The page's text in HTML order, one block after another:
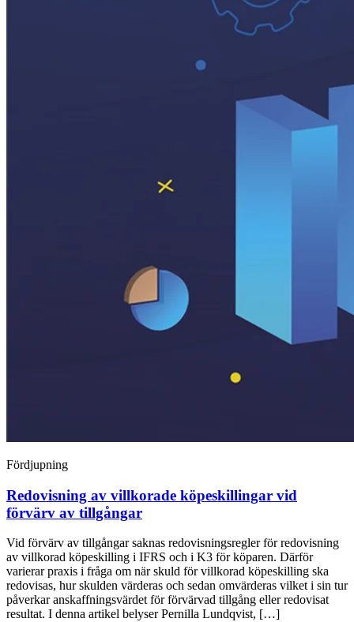
Fördjupning
Redovisning av villkorade köpeskillingar vid
förvärv av tillgångar
Vid förvärv av tillgångar saknas redovisningsregler för redovisning
av villkorad köpeskilling i IFRS och i K3 för köparen. Därför
varierar praxis i fråga om när skuld för villkorad köpeskilling ska
redovisas, hur skulden värderas och sedan omvärderas vilket i sin tur
påverkar anskaffnings­värdet för förvärvad tillgång eller redovisat
resultat. I denna artikel belyser Pernilla Lundqvist, […]